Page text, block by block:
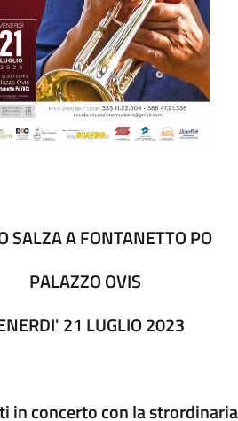
SALZA A FONTANETTO PO
PALAZZO OVIS
21 LUGLIO 2023
in concerto con la